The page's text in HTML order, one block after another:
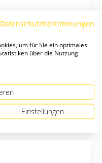
Schweißen
Datenschutzbestimmungen
um für Sie ein optimales
über die Nutzung
Einstellungen